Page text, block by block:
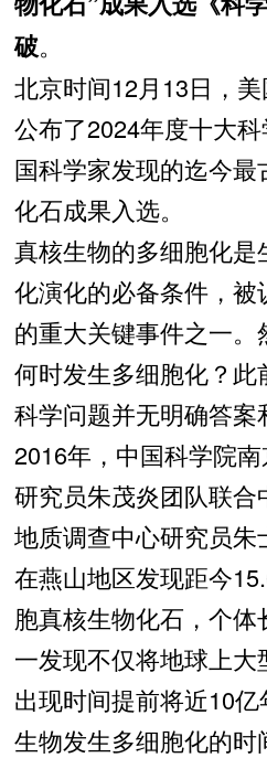
破。
北京时间12月13日，
公布了2024年度十大
国科学家发现的迄今
化石成果入选。
真核生物的多细胞化
化演化的必备条件，
的重大关键事件之一
何时发生多细胞化？
科学问题并无明确答案
2016年，中国科学院
研究员朱茂炎团队联
地质调查中心研究员朱
在燕山地区发现距今
胞真核生物化石，个
一发现不仅将地球上
出现时间提前将近10
生物发生多细胞化的时